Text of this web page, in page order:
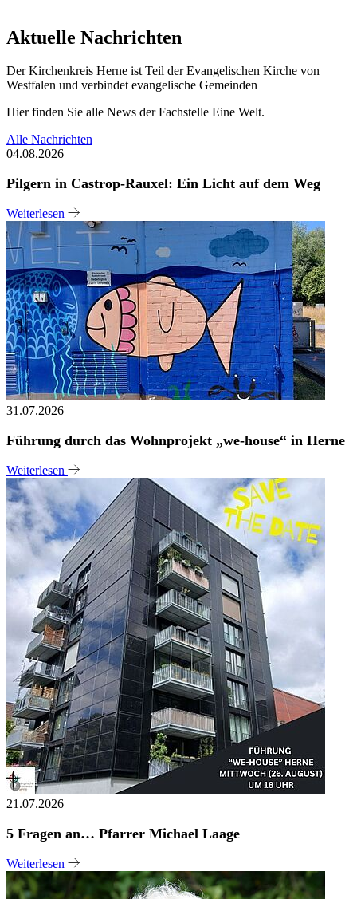
Aktuelle Nachrichten
Der Kirchenkreis Herne ist Teil der Evangelischen Kirche von
Westfalen und verbindet evangelische Gemeinden
Hier finden Sie alle News der Fachstelle Eine Welt.
Alle Nachrichten
04.08.2026
Pilgern in Castrop-Rauxel: Ein Licht auf dem Weg
Weiterlesen
31.07.2026
Führung durch das Wohnprojekt „we-house“ in Herne
Weiterlesen
21.07.2026
5 Fragen an… Pfarrer Michael Laage
Weiterlesen